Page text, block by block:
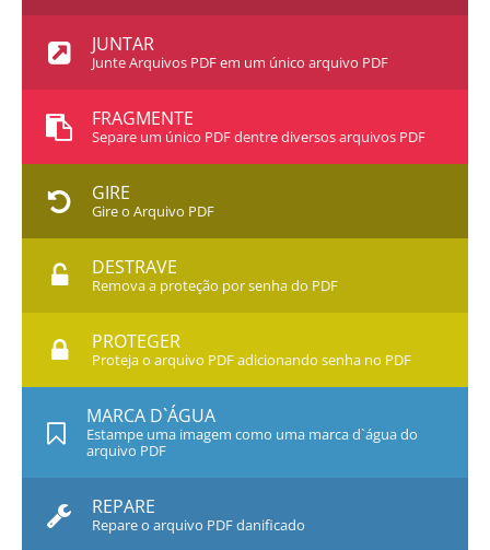
JUNTAR
Junte Arquivos PDF em um único arquivo PDF
FRAGMENTE
Separe um único PDF dentre diversos arquivos PDF
GIRE
Gire o Arquivo PDF
DESTRAVE
Remova a proteção por senha do PDF
PROTEGER
Proteja o arquivo PDF adicionando senha no PDF
MARCA D`ÁGUA
Estampe uma imagem como uma marca d`água do
arquivo PDF
REPARE
Repare o arquivo PDF danificado